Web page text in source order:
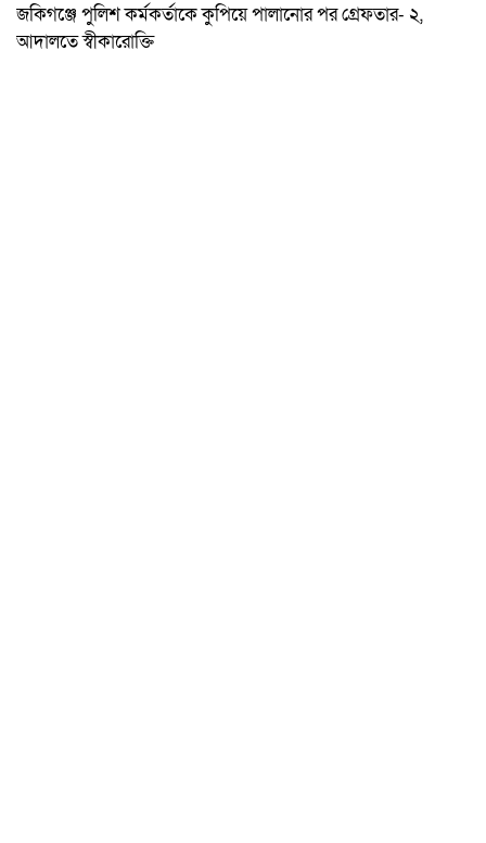
জকিগঞ্জে পুলিশ কর্মকর্তাকে কুপিয়ে পালানোর পর গ্রেফতার- ২,
আদালতে স্বীকারোক্তি